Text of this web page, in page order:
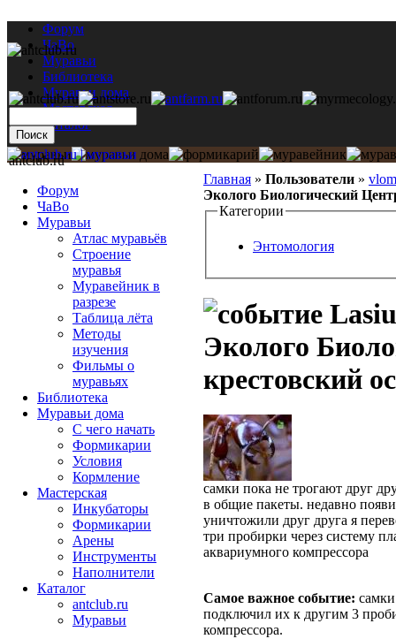
Форум
ЧаВо
Муравьи
Библиотека
Муравьи дома
Мастерская
Каталог
Главная » Пользователи »
Эколого Биологический
Категории
Энтомология
Эколого
крестовский
самки пока не трогают друг
в общие пакеты. недавно
уничтожили друг друга я
три пробирки через систему
аквариумного компрессора
Самое важное событие:
подключил их к другим 3
компрессора.
antclub.ru
Форум
ЧаВо
Муравьи
Атлас муравьёв
Строение
муравья
Муравейник в
разрезе
Таблица лёта
Методы
изучения
Фильмы о
муравьях
Библиотека
Муравьи дома
С чего начать
Формикарии
Условия
Кормление
Мастерская
Инкубаторы
Формикарии
Арены
Инструменты
Наполнители
Каталог
antclub.ru
Муравьи